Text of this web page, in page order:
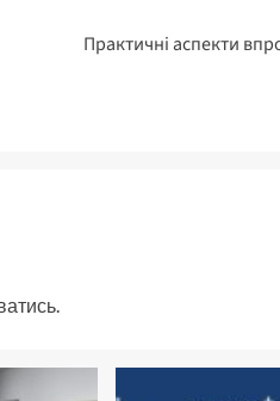
Практичні аспекти
.